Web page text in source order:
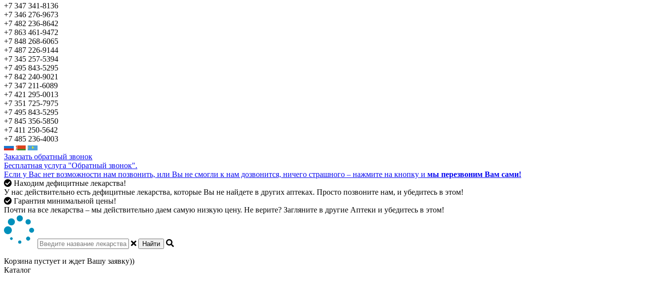
+7 347 341-8136
+7 346 276-9673
+7 482 236-8642
+7 863 461-9472
+7 848 268-6065
+7 487 226-9144
+7 345 257-5394
+7 495 843-5295
+7 842 240-9021
+7 347 211-6089
+7 421 295-0013
+7 351 725-7975
+7 495 843-5295
+7 845 356-5850
+7 411 250-5642
+7 485 236-4003
Заказать обратный звонок
Бесплатная услуга "Обратный звонок".
Если у Вас нет возможности нам позвонить, или Вы не смогли к нам дозвонится, ничего страшного – нажмите на кнопку и мы перезвоним Вам сами!
Находим дефицитные лекарства!
У нас действительно есть дефицитные лекарства, которые Вы не найдете в других аптеках. Просто позвоните нам, и убедитесь в этом!
Гарантия минимальной цены!
Почти на все лекарства – мы действительно даем самую низкую цену. Не верите? Загляните в другие Аптеки и убедитесь в этом!
Найти
Корзина пустует и ждет Вашу заявку))
Каталог